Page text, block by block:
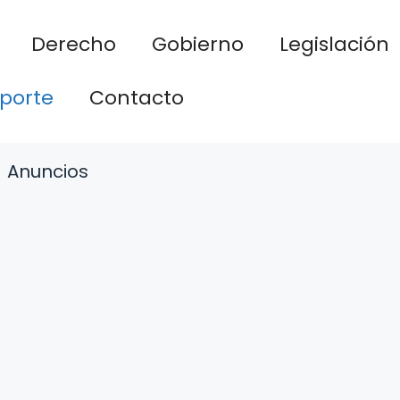
Derecho Gobierno
Legislación
Contacto
Anuncios